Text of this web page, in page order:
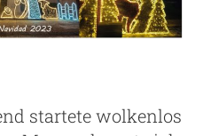
startete wolkenlos